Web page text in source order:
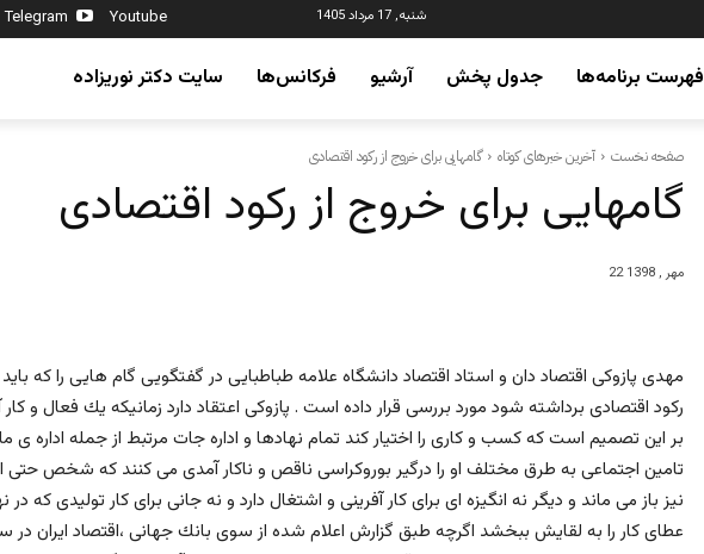
Telegram Youtube شنبه, 17 مرداد 1405
فهرست برنامه‌ها جدول پخش آرشیو فرکانس‌ها سایت دکتر نوریزاده
صفحه نخست آخرین خبرهای کوتاه گامهایی برای خروج از رکود اقتصادی
گامهایی برای خروج از رکود اقتصادی
22 مهر , 1398
مهدى پازوكى اقتصاد دان و استاد اقتصاد دانشگاه علامه طباطبايى در گفتگویی گام هايى را که
ركود اقتصادى برداشته شود مورد بررسی قرار داده است . پازوكى اعتقاد دارد زمانيكه يك فعال و
بر اين تصميم است كه كسب و كارى را اختيار كند تمام نهادها و اداره جات مرتبط از جمله اداره ى
تامين اجتماعى به طرق مختلف او را درگير بوروكراسى ناقص و ناكار آمدى مى كنند كه شخص حتى
نيز باز مى ماند و ديگر نه انگيزه اى براى كار آفرينى و اشتغال دارد و نه جانى براى كار توليدى كه
عطاى كار را به لقايش ببخشد اگرچه طبق گزارش اعلام شده از سوى بانك جهانى ،اقتصاد ايران در